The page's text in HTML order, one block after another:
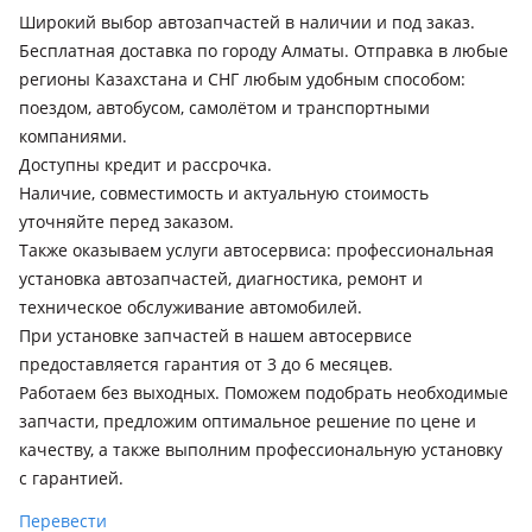
2006 - 2010 1 поколение (5J7/5J), 2010 - 2015 1 поколение
рестайлинг (5J7/5J)
Skoda Superb
2001 - 2006 1 поколение (3U4), 2006 - 2008 1 поколение
рестайлинг (3U4), 2013 - 2015 2 поколение рестайлинг
(3T4/3T5), 2015 - 2019 3 поколение (3V3/3V5), 2019 - н.в. 3
поколение рестайлинг (3V3/3V5), 2008 - 2013 2 поколение
(3T4/3T5), 2023 - н.в. 4 поколение
2009 - 2014 1 поколение (5L), 2013 - 2018 1 поколение
рестайлинг (5L)
Subaru BRZ
2012 - 2016 1 поколение, 2016 - н.в. 1 поколение
рестайлинг
Subaru Forester
1997 - 2000 1 поколение (SF), 2000 - 2002 1 поколение
рестайлинг (SF), 2002 - 2005 2 поколение (SG), 2005 - 2008 2
поколение рестайлинг (SG), 2007 - 2011 3 поколение (SH),
Широкий выбор автозапчастей в наличии и под заказ.
Бесплатная доставка по городу Алматы. Отправка в любые
регионы Казахстана и СНГ любым удобным способом:
поездом, автобусом, самолётом и транспортными
компаниями.
Доступны кредит и рассрочка.
Наличие, совместимость и актуальную стоимость
уточняйте перед заказом.
Также оказываем услуги автосервиса: профессиональная
установка автозапчастей, диагностика, ремонт и
техническое обслуживание автомобилей.
При установке запчастей в нашем автосервисе
предоставляется гарантия от 3 до 6 месяцев.
Работаем без выходных. Поможем подобрать необходимые
запчасти, предложим оптимальное решение по цене и
качеству, а также выполним профессиональную установку
с гарантией.
Перевести